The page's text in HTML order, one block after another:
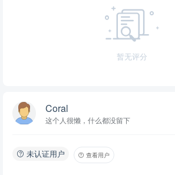
暂无评分
Coral
这个人很懒，什么都没留下
未认证用户 查看用户